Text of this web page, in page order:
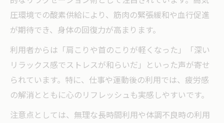
相乗効果
圧環境での酸素供給により、筋肉の緊張緩和や血行促進
が期待でき、身体の回復力が高まります。
利用者からは「肩こりや首のこりが軽くなった」「深い
リラックス感でストレスが和らいだ」といった声が寄せ
られています。特に、仕事や運動後の利用では、疲労感
の解消とともに心のリフレッシュも実感しやすいです。
注意点としては、無理な長時間利用や体調不良時の利用